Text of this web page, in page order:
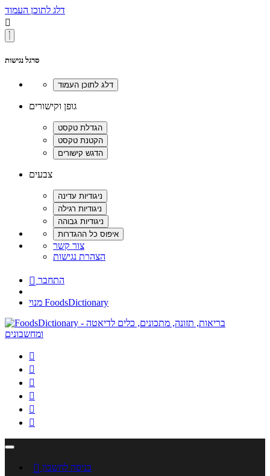
דלג לתוכן העמוד

סרגל נגישות
גופן וקישורים
צבעים
צור קשר
הצהרת נגישות
 התחבר
מנוי FoodsDictionary






 כניסה לחשבון